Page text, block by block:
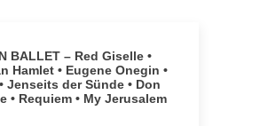
BALLET – Red Giselle •
Hamlet • Eugene Onegin •
Jenseits der Sünde • Don
• Requiem • My Jerusalem